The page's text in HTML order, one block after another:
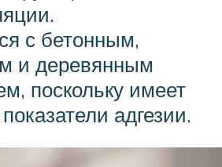
с бетонным,
и деревянным
поскольку имеет
адгезии.